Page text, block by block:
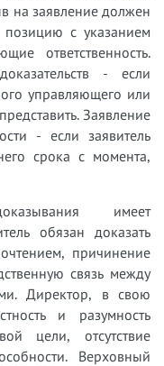
на заявление должен
позицию с указанием
ответственность.
- если
управляющего или
Заявление
- если заявитель
срока с момента,
имеет
обязан доказать
причинение
связь между
Директор, в свою
и разумность
цели, отсутствие
Верховный